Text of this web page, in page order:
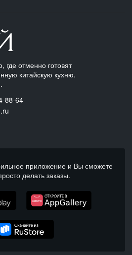
где отменно готовят
китайскую кухню.
88-64
приложение и Вы сможете
делать заказы.